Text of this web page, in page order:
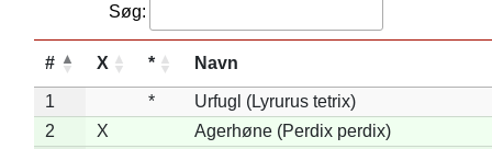
Søg:
# X * Navn
1 *
Urfugl (Lyrurus tetrix)
2
X
Agerhøne (Perdix perdix)